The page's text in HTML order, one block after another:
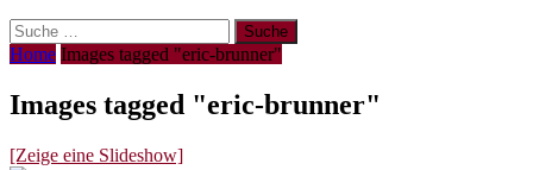
Suche
nach:
Home Images tagged "eric-brunner"
Images tagged "eric-brunner"
[Zeige eine Slideshow]